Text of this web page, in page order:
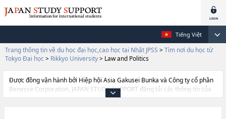
Tiếng Việt
Trang thông tin về du học đại học,cao học tại Nhật JPSS > Tìm nơi du học từ
Tokyo Đại học > Rikkyo University> Law and Politics
Được đồng vận hành bởi Hiệp hội Asia Gakusei Bunka và Công ty cổ phần
Benesse Corporation, JAPAN STUDY SUPPORT đăng tải các thông tin của
khoảng 1.300 trường đại học, cao học, trường đại học ngắn hạn, trường